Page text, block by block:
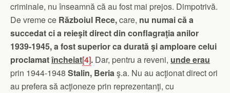
criminale, nu înseamnă că au fost mai prejos. Dimpotrivă.
De vreme ce Războiul Rece,care, nu numai că a
succedat ci a reieşit direct din conflagraţia anilor
1939-1945, a fost superior ca durată şi amploare celui
proclamatîncheiat[4]. Dar, pentru a reveni, unde erau
prin 1944-1948 Stalin, Beriaş.a. Nu au acţionat direct ori
au prefera să acţioneze prin reprezentanţi, cu